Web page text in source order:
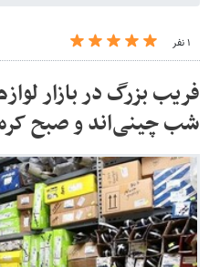
۱ نفر
فریب بزرگ در بازار
شب چینی‌اند و صبح